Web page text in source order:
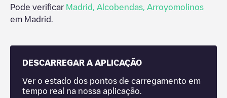
Pode verificar Madrid Alcobendas Arroyomolinos
em Madrid
DESCARREGAR A APLICAÇÃO
Ver o estado dos pontos de carregamento em
tempo real na nossa aplicação.